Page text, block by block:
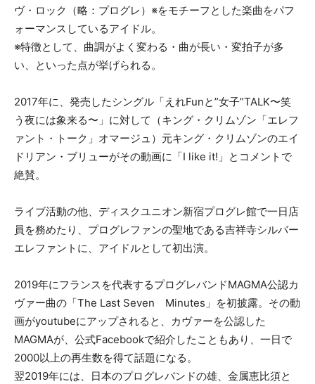
ヴ・ロック（略：プログレ）※をモチーフとした楽曲をパフ
ォーマンスしているアイドル。
※特徴として、曲調がよく変わる・曲が長い・変拍子が多
い、といった点が挙げられる。
2017年に、発売したシングル「えれFunと”女子”TALK〜笑
う夜には象来る〜」に対して（キング・クリムゾン「エレフ
ァント・トーク」オマージュ）元キング・クリムゾンのエイ
ドリアン・ブリューがその動画に「I like it!」とコメントで
絶賛。
ライブ活動の他、ディスクユニオン新宿プログレ館で一日店
員を務めたり、プログレファンの聖地である吉祥寺シルバー
エレファントに、アイドルとして初出演。
2019年にフランスを代表するプログレバンドMAGMA公認カ
ヴァー曲の「The Last Seven Minutes」を初披露。その動
画がyoutubeにアップされると、カヴァーを公認した
MAGMAが、公式Facebookで紹介したこともあり、一日で
2000以上の再生数を得て話題になる。
翌2019年には、日本のプログレバンドの雄、金属恵比須と